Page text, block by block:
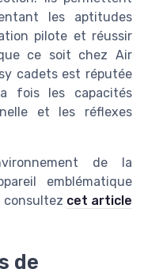
les aptitudes
pilote et réussir
ce soit chez Air
cadets est réputée
fois les capacités
et les réflexes
de la
emblématique
consultez cet article
de